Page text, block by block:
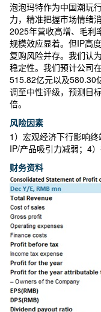
泡泡玛特作为中国潮玩
力，精准把握市场情绪
2025年营收高增、毛利
规模效应显着。但IP高
复购风险并存。我们认
稳定性。我们预计公司
515.82亿元以及580.30
调至中性评级，预测目
倍。
风险因素
1）宏观经济下行影响
IP/产品吸引力减弱；4
财务资料